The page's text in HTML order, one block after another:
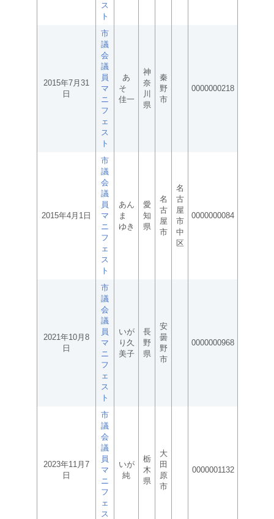
ス
ト
2015年7月31
日
市
議
会
議
員
マ
ニ
フ
ェ
ス
ト
あ
そ
佳一
神
奈
川
県
秦
野
市
0000000218
2015年4月1日
市
議
会
議
員
マ
ニ
フ
ェ
ス
ト
あん
ま
ゆき
愛
知
県
名
古
屋
市
名
古
屋
市
中
区
0000000084
2021年10月8
日
市
議
会
議
員
マ
ニ
フ
ェ
ス
ト
いが
り久
美子
長
野
県
安
曇
野
市
0000000968
2023年11月7
日
市
議
会
議
員
マ
ニ
フ
ェ
ス
いが
純
栃
木
県
大
田
原
市
0000001132